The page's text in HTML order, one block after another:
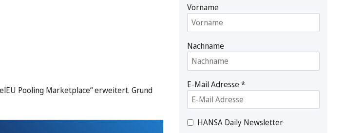
Pooling Marketplace“ erweitert. Grund
Vorname
Nachname
E-Mail Adresse*
HANSA Daily Newsletter